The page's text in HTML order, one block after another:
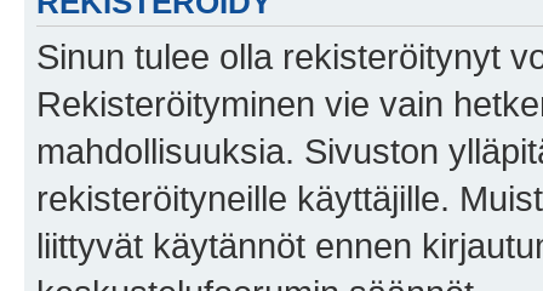
Sinun tulee olla rekisteröitynyt
Rekisteröityminen vie vain
mahdollisuuksia. Sivuston
rekisteröityneille käyttäjille.
liittyvät käytännöt ennen